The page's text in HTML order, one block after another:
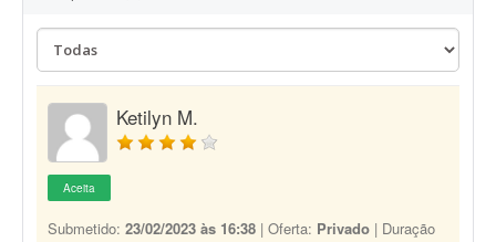
Ketilyn M.
Aceita
Submetido: 23/02/2023 às 16:38 | Oferta: Privado | Duração